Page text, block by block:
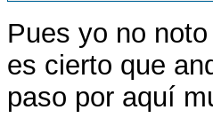
Pues yo no
es cierto que
paso por aquí